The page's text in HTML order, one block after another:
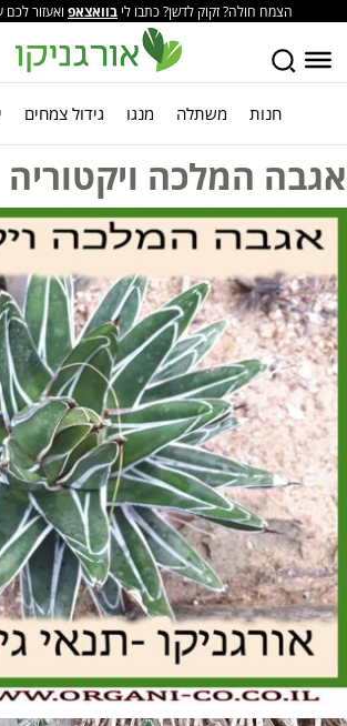
הצמח חולה? זקוק לדשן? כתבו לי בוואצאפ ואעזור
אין חנות משתלה מנגו גידול צמחים
אגבה המלכה ויקטוריה